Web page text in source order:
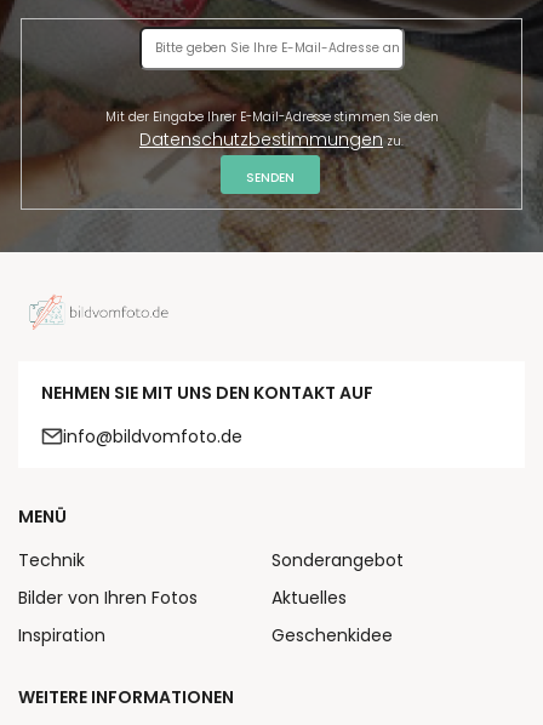
Datenschutzbestimmungenzu.
SENDEN
NEHMEN SIE MIT UNS DEN KONTAKT AUF
info@bildvomfoto.de
MENÜ
Technik
Bilder von Ihren Fotos
Inspiration
Sonderangebot
Aktuelles
Geschenkidee
WEITERE INFORMATIONEN